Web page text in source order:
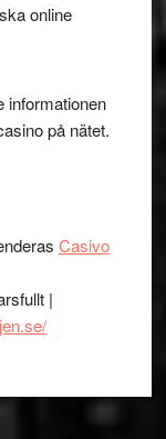
online
informationen
på nätet.
Casivo
|